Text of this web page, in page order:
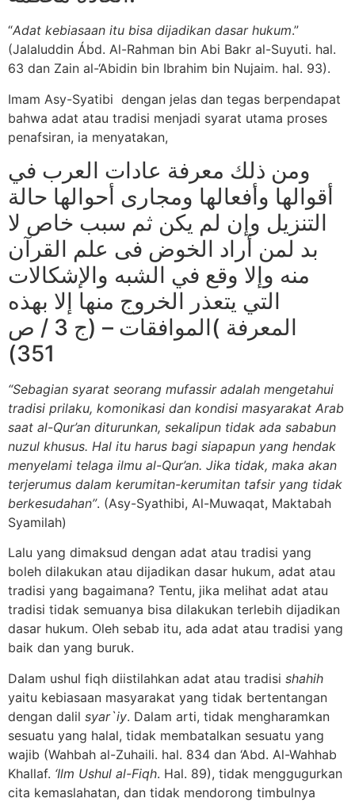
“Adat kebiasaan itu bisa dijadikan dasar hukum.”
(Jalaluddin Ábd. Al-Rahman bin Abi Bakr al-Suyuti. hal.
63 dan Zain al-‘Abidin bin Ibrahim bin Nujaim. hal. 93).
Imam Asy-Syatibi dengan jelas dan tegas berpendapat
bahwa adat atau tradisi menjadi syarat utama proses
penafsiran, ia menyatakan,
ومن ذلك معرفة عادات العرب في
أقوالها وأفعالها ومجارى أحوالها حالة
التنزيل وإن لم يكن ثم سبب خاص لا
بد لمن أراد الخوض فى علم القرآن
منه وإلا وقع في الشبه والإشكالات
التي يتعذر الخروج منها إلا بهذه
المعرفة )الموافقات – (ج 3 / ص
351)
“Sebagian syarat seorang mufassir adalah mengetahui
tradisi prilaku, komonikasi dan kondisi masyarakat Arab
saat al-Qur’an diturunkan, sekalipun tidak ada sababun
nuzul khusus. Hal itu harus bagi siapapun yang hendak
menyelami telaga ilmu al-Qur’an. Jika tidak, maka akan
terjerumus dalam kerumitan-kerumitan tafsir yang tidak
berkesudahan”. (Asy-Syathibi, Al-Muwaqat, Maktabah
Syamilah)
Lalu yang dimaksud dengan adat atau tradisi yang
boleh dilakukan atau dijadikan dasar hukum, adat atau
tradisi yang bagaimana? Tentu, jika melihat adat atau
tradisi tidak semuanya bisa dilakukan terlebih dijadikan
dasar hukum. Oleh sebab itu, ada adat atau tradisi yang
baik dan yang buruk.
Dalam ushul fiqh diistilahkan adat atau tradisi shahih
yaitu kebiasaan masyarakat yang tidak bertentangan
dengan dalil syar`iy. Dalam arti, tidak mengharamkan
sesuatu yang halal, tidak membatalkan sesuatu yang
wajib (Wahbah al-Zuhaili. hal. 834 dan ‘Abd. Al-Wahhab
Khallaf. ‘Ilm Ushul al-Fiqh. Hal. 89), tidak menggugurkan
cita kemaslahatan, dan tidak mendorong timbulnya